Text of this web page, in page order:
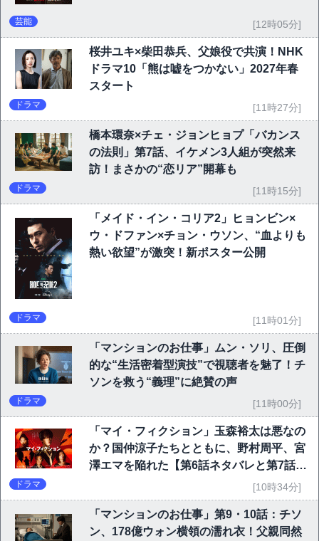
芸能 [12時05分]
桜井ユキ×柴田恭兵、父娘役で共演！NHK
ドラマ10「熊は嘘をつかない」2027年春
スタート
ドラマ [11時27分]
橋本環奈×チェ・ジョンヒョプ「バカンス
の法則」第7話、イケメン3人組が突然来
訪！まさかの“恋リア”開幕も
ドラマ [11時15分]
「メイド・イン・コリア2」ヒョンビン×
ウ・ドファン×チョン・ウソン、“血よりも
熱い欲望”が激突！新ポスター公開
ドラマ [11時01分]
「マンションのお仕事」ムン・ソリ、圧倒
的な“生活密着型演技”で視聴者を魅了！チ
ソンを救う“義理”に絶賛の声
ドラマ [11時00分]
「マイ・フィクション」玉森裕太は悪なの
か？国仲涼子たちとともに、野村周平、宮
澤エマを陥れた【第6話ネタバレと第7話予
ドラマ [10時34分]
「マンションのお仕事」第9・10話：チソ
ン、178億ウォン横領の濡れ衣！父親同然